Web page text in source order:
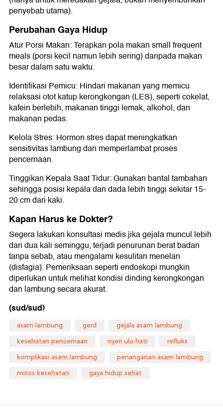
penyebab utama).
Perubahan Gaya Hidup
Atur Porsi Makan: Terapkan pola makan small frequent
meals (porsi kecil namun lebih sering) daripada makan
besar dalam satu waktu.
Identifikasi Pemicu: Hindari makanan yang memicu
relaksasi otot katup kerongkongan (LES), seperti cokelat,
kafein berlebih, makanan tinggi lemak, alkohol, dan
makanan pedas.
Kelola Stres: Hormon stres dapat meningkatkan
sensitivitas lambung dan memperlambat proses
pencernaan.
Tinggikan Kepala Saat Tidur: Gunakan bantal tambahan
sehingga posisi kepala dan dada lebih tinggi sekitar 15-
20 cm dari kaki.
Kapan Harus ke Dokter?
Segera lakukan konsultasi medis jika gejala muncul lebih
dari dua kali seminggu, terjadi penurunan berat badan
tanpa sebab, atau mengalami kesulitan menelan
(disfagia). Pemeriksaan seperti endoskopi mungkin
diperlukan untuk melihat kondisi dinding kerongkongan
dan lambung secara akurat.
(sud/sud)
asam lambung gerd gejala asam lambung
kesehatan pencernaan nyeri ulu hati refluks
komplikasi asam lambung penanganan asam lambung
mitos kesehatan gaya hidup sehat